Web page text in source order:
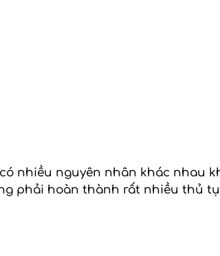
nhiều nguyên nhân khác nhau
phải hoàn thành rất nhiều thủ